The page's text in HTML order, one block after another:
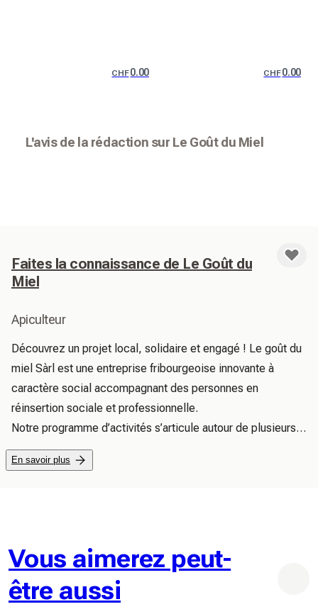
CHF0.00 CHF0.00
L'avis de la rédaction sur Le Goût du Miel
Faites la connaissance de Le Goût du
Miel
Apiculteur
Découvrez un projet local, solidaire et engagé ! Le goût du
miel Sàrl est une entreprise fribourgeoise innovante à
caractère social accompagnant des personnes en
réinsertion sociale et professionnelle.
Notre programme d’activités s’articule autour de plusieurs
pôles : l’univers fascinant de l’apiculture, la fabrication
artisanale de produits naturels de haute qualité, l’entretien
Apiculture : Nos miels proviennent des ruchers du goût du
miel,  situés en bordures de forêts dans les villages de
Courtepin, Courtaman, Wallenried et Courtion.
Bougies : Nos bougies sont élaborées avec de la cire
En savoir plus
Vous aimerez peut-
être aussi